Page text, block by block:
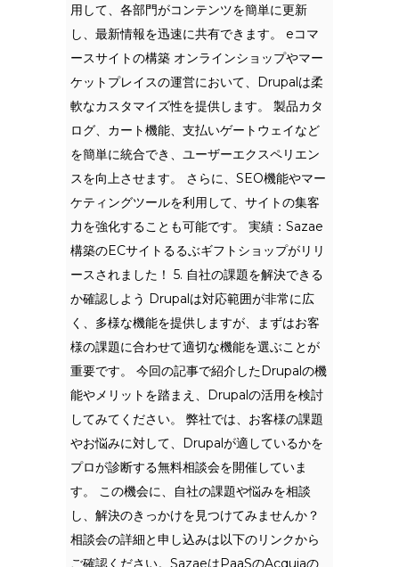
用して、各部門がコンテンツを簡単に更新
し、最新情報を迅速に共有できます。 eコマ
ースサイトの構築 オンラインショップやマー
ケットプレイスの運営において、Drupalは柔
軟なカスタマイズ性を提供します。 製品カタ
ログ、カート機能、支払いゲートウェイなど
を簡単に統合でき、ユーザーエクスペリエン
スを向上させます。 さらに、SEO機能やマー
ケティングツールを利用して、サイトの集客
力を強化することも可能です。 実績：Sazae
構築のECサイトるるぶギフトショップがリリ
ースされました！ 5. 自社の課題を解決できる
か確認しよう Drupalは対応範囲が非常に広
く、多様な機能を提供しますが、まずはお客
様の課題に合わせて適切な機能を選ぶことが
重要です。 今回の記事で紹介したDrupalの機
能やメリットを踏まえ、Drupalの活用を検討
してみてください。 弊社では、お客様の課題
やお悩みに対して、Drupalが適しているかを
プロが診断する無料相談会を開催していま
す。 この機会に、自社の課題や悩みを相談
し、解決のきっかけを見つけてみませんか？
相談会の詳細と申し込みは以下のリンクから
ご確認ください。SazaeはPaaSのAcquiaの